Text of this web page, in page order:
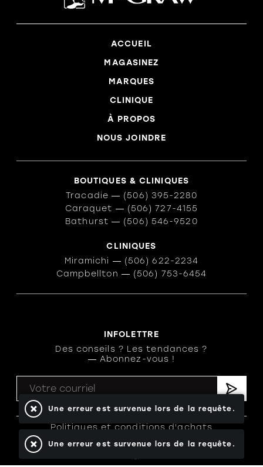
ACCUEIL
MAGASINEZ
MARQUES
CLINIQUE
À PROPOS
NOUS JOINDRE
BOUTIQUES & CLINIQUES
Tracadie ― (506) 395-2280
Caraquet ― (506) 727-4155
Bathurst ― (506) 546-9520
CLINIQUES
Miramichi ― (506) 622-2234
Campbellton ― (506) 753-6454
INFOLETTRE
Des conseils ? Les tendances ?
― Abonnez-vous !
Politiques et conditions d'achats
TOUS DROITS RÉSERVÉS © COPYRIGHT 2026
Une erreur est survenue lors de la requête.
Une erreur est survenue lors de la requête.